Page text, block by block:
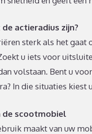
actieradius zijn?
sterk als het gaat
u iets voor
volstaan. Bent u
In die situaties kiest
de scootmobiel
maakt van uw